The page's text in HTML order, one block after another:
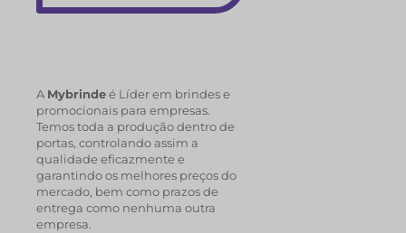
A Mybrindeé Líder em brindes e
promocionais para empresas.
Temos toda a produção dentro de
portas, controlando assim a
qualidade eficazmente e
garantindo os melhores preços do
mercado, bem como prazos de
entrega como nenhuma outra
empresa.